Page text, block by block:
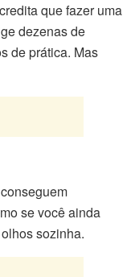
que fazer uma
dezenas de
de prática. Mas
se você ainda
sozinha.